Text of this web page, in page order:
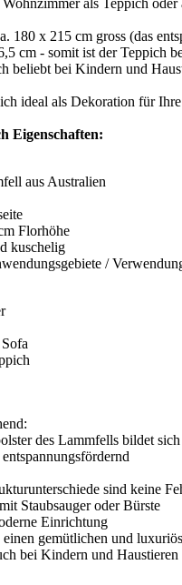
180 x 215 cm gross (das
cm - somit ist der Teppich
beliebt bei Kindern und
ideal als Dekoration für
Eigenschaften:
aus Australien
Florhöhe
kuschelig
/
des Lammfells bildet
sind keine
Staubsauger oder Bürste
Einrichtung
gemütlichen und
bei Kindern und Haustieren